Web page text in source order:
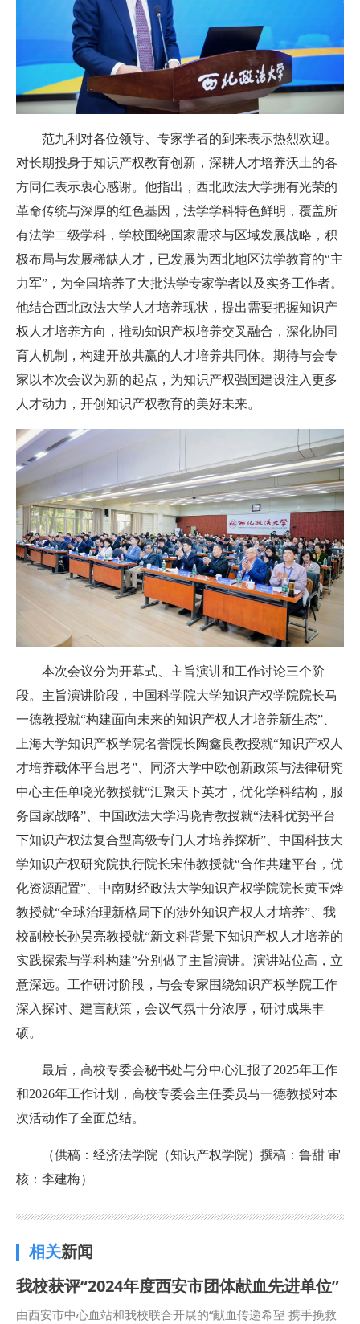
范九利对各位领导、专家学者的到来表示热烈欢迎。
对长期投身于知识产权教育创新，深耕人才培养沃土的各
方同仁表示衷心感谢。他指出，西北政法大学拥有光荣的
革命传统与深厚的红色基因，法学学科特色鲜明，覆盖所
有法学二级学科，学校围绕国家需求与区域发展战略，积
极布局与发展稀缺人才，已发展为西北地区法学教育的“主
力军”，为全国培养了大批法学专家学者以及实务工作者。
他结合西北政法大学人才培养现状，提出需要把握知识产
权人才培养方向，推动知识产权培养交叉融合，深化协同
育人机制，构建开放共赢的人才培养共同体。期待与会专
家以本次会议为新的起点，为知识产权强国建设注入更多
人才动力，开创知识产权教育的美好未来。
本次会议分为开幕式、主旨演讲和工作讨论三个阶
段。主旨演讲阶段，中国科学院大学知识产权学院院长马
一德教授就“构建面向未来的知识产权人才培养新生态”、
上海大学知识产权学院名誉院长陶鑫良教授就“知识产权人
才培养载体平台思考”、同济大学中欧创新政策与法律研究
中心主任单晓光教授就“汇聚天下英才，优化学科结构，服
务国家战略”、中国政法大学冯晓青教授就“法科优势平台
下知识产权法复合型高级专门人才培养探析”、中国科技大
学知识产权研究院执行院长宋伟教授就“合作共建平台，优
化资源配置”、中南财经政法大学知识产权学院院长黄玉烨
教授就“全球治理新格局下的涉外知识产权人才培养”、我
校副校长孙昊亮教授就“新文科背景下知识产权人才培养的
实践探索与学科构建”分别做了主旨演讲。演讲站位高，立
意深远。工作研讨阶段，与会专家围绕知识产权学院工作
深入探讨、建言献策，会议气氛十分浓厚，研讨成果丰
硕。
最后，高校专委会秘书处与分中心汇报了2025年工作
和2026年工作计划，高校专委会主任委员马一德教授对本
次活动作了全面总结。
（供稿： 经济法学院（知识产权学院） 撰稿：鲁甜 审
核：李建梅）
相关新闻
我校获评“2024年度西安市团体献血先进单位”
由西安市中心血站和我校联合开展的“献血传递希望 携手挽救